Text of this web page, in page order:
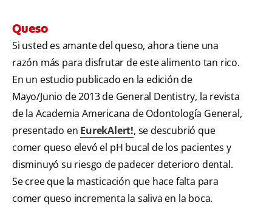
Queso
Si usted es amante del queso, ahora tiene una
razón más para disfrutar de este alimento tan rico.
En un estudio publicado en la edición de
Mayo/Junio de 2013 de General Dentistry, la revista
de la Academia Americana de Odontología General,
presentado en EurekAlert!, se descubrió que
comer queso elevó el pH bucal de los pacientes y
disminuyó su riesgo de padecer deterioro dental.
Se cree que la masticación que hace falta para
comer queso incrementa la saliva en la boca.